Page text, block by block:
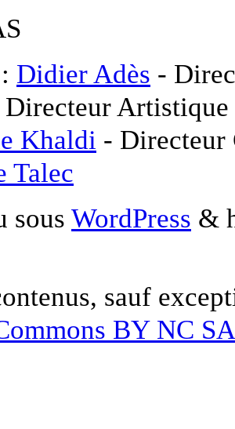
Didier Adès -
Directeur
Khaldi -
Talec
sous WordPress &
sauf
BY NC SA